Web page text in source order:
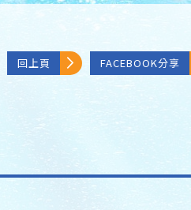
回上頁 FACEBOOK分享